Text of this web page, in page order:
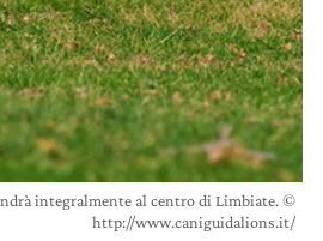
integralmente al centro di Limbiate. ©
http://www.caniguidalions.it/